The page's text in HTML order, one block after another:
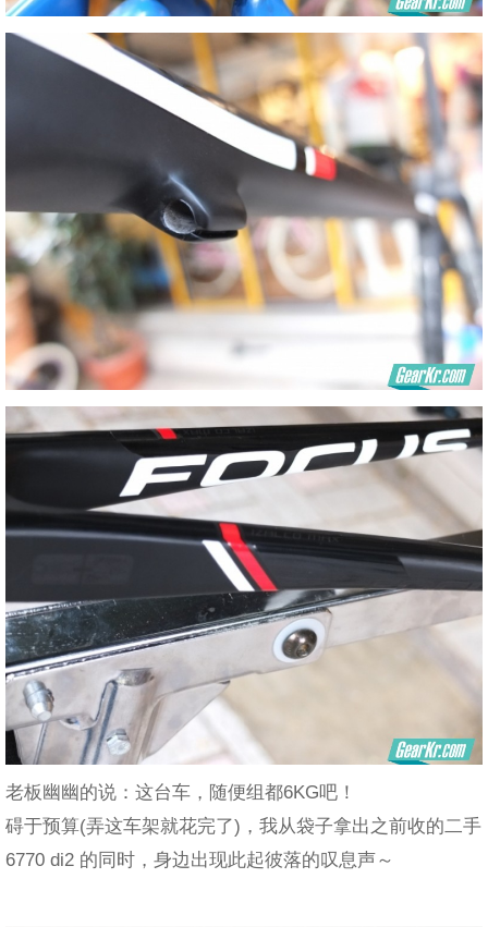
老板幽幽的说：这台车，随便组都6KG吧！
碍于预算(弄这车架就花完了)，我从袋子拿出之前收的二手
6770 di2 的同时，身边出现此起彼落的叹息声～